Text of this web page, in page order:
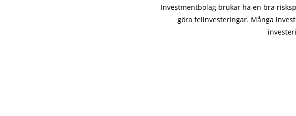
Investmentbolag brukar ha en bra
göra felinvesteringar. Många